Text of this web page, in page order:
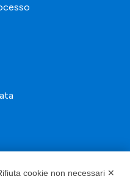
cookie non necessari ✕